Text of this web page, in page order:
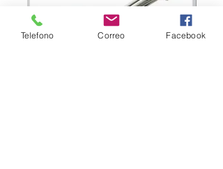
Telefono Correo Facebook